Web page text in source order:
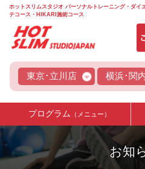
ホットスリムスタジオ パーソナルトレーニング・ダイ
テコース・HIKARI施術コース
東京･立川店 横浜･関
プログラム （メニュー）
お知